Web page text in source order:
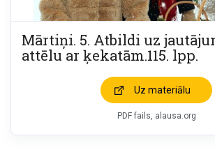
Mārtiņi. 5. Atbildi uz
attēlu ar ķekatām.115. lpp.
Uz materiālu
PDF fails alausa.org